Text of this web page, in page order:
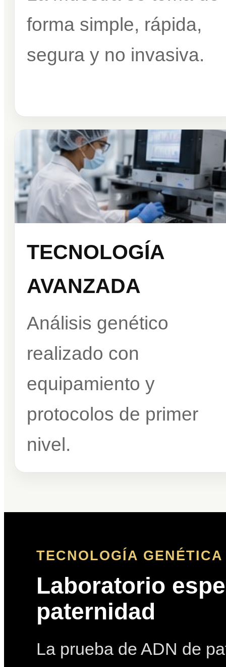
forma simple, rápida,
segura y no invasiva.
TECNOLOGÍA
AVANZADA
Análisis genético
realizado con
equipamiento y
protocolos de primer
nivel.
TECNOLOGÍA
Laboratorio
paternidad
La prueba de ADN de